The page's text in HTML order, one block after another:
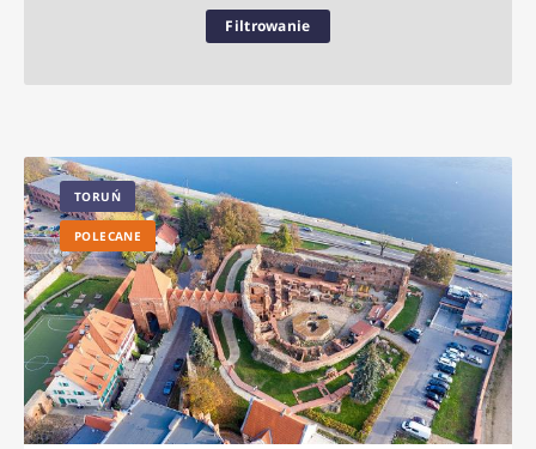
Filtrowanie
TORUŃ
POLECANE